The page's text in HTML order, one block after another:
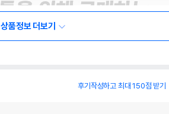
상품정보 더보기
후기작성하고 최대 150점 받기